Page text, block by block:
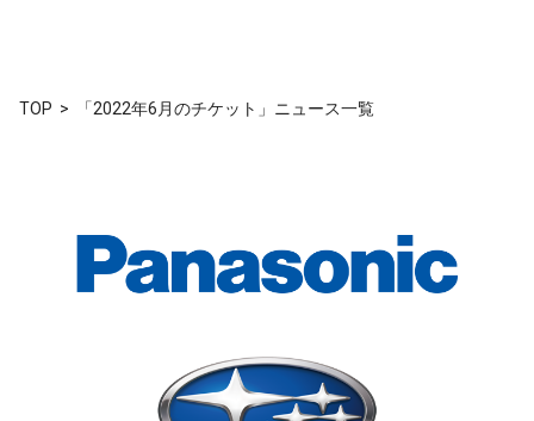
TOP 「2022年6月のチケット」ニュース一覧